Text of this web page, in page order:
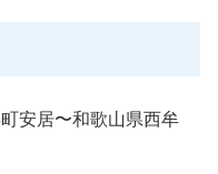
安居〜和歌山県西牟